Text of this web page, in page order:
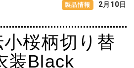
2月10日
桜柄切り替
装Black